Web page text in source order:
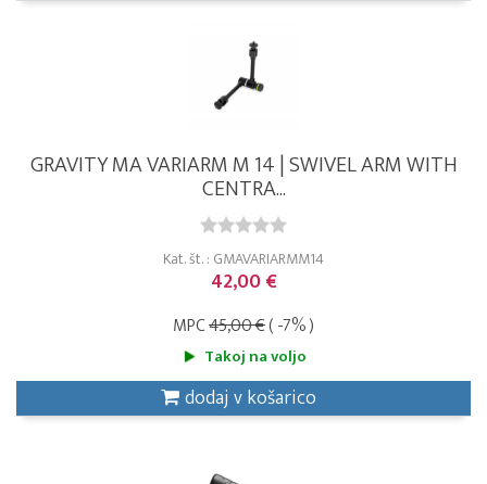
GRAVITY MA VARIARM M 14 | SWIVEL ARM WITH
CENTRA...
Kat. št. : GMAVARIARMM14
42,00 €
MPC45,00 €( -7% )
Takoj na voljo
dodaj v košarico